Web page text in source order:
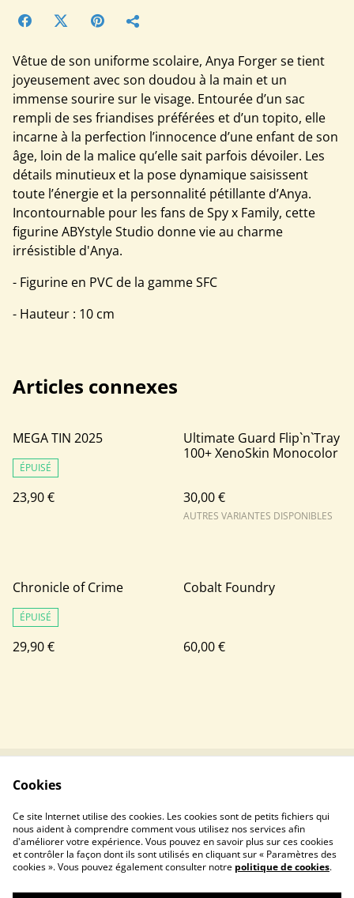
Vêtue de son uniforme scolaire, Anya Forger se tient
joyeusement avec son doudou à la main et un
immense sourire sur le visage. Entourée d’un sac
rempli de ses friandises préférées et d’un topito, elle
incarne à la perfection l’innocence d’une enfant de son
âge, loin de la malice qu’elle sait parfois dévoiler. Les
détails minutieux et la pose dynamique saisissent
toute l’énergie et la personnalité pétillante d’Anya.
Incontournable pour les fans de Spy x Family, cette
figurine ABYstyle Studio donne vie au charme
irrésistible d'Anya.
- Figurine en PVC de la gamme SFC
- Hauteur : 10 cm
Articles connexes
MEGA TIN 2025
ÉPUISÉ
23,90 €
Ultimate Guard Flip`n`Tray
100+ XenoSkin Monocolor
30,00 €
AUTRES VARIANTES DISPONIBLES
Chronicle of Crime
ÉPUISÉ
29,90 €
Cobalt Foundry
60,00 €
Politique de
confidentialité
Politique de cookies
Cookies
Ce site Internet utilise des cookies. Les cookies sont de petits fichiers qui
nous aident à comprendre comment vous utilisez nos services afin
d'améliorer votre expérience. Vous pouvez en savoir plus sur ces cookies
et contrôler la façon dont ils sont utilisés en cliquant sur « Paramètres des
cookies ». Vous pouvez également consulter notre politique de cookies.